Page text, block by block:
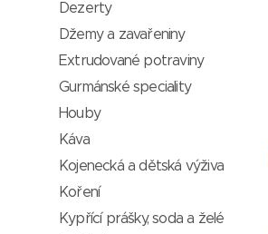
Dezerty
Džemy a zavařeniny
Extrudované potraviny
Gurmánské speciality
Houby
Káva
Kojenecká a dětská výživa
Koření
Kypřící prášky, soda a želé